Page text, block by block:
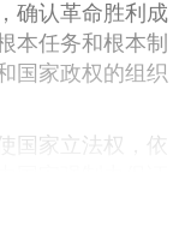
确认革命胜利成
本任务和根本制
国家政权的组织
国家立法权，依
国家强制力保证
从属于宪法。我